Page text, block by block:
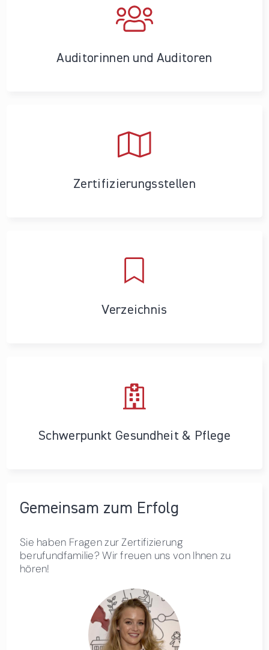
Auditorinnen und Auditoren
Zertifizierungs­stellen
Verzeichnis
Schwerpunkt Gesundheit & Pflege
Gemeinsam zum Erfolg
Sie haben Fragen zur Zertifizierung
berufundfamilie? Wir freuen uns von Ihnen zu
hören!